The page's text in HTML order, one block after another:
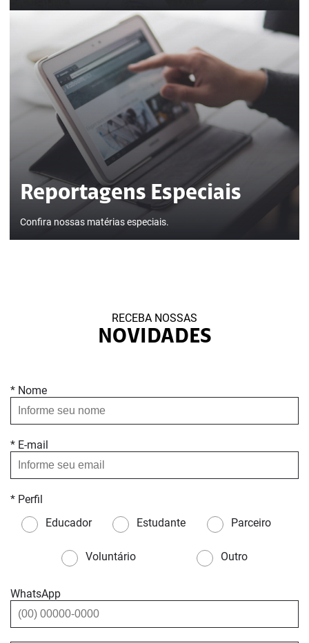
Reportagens Especiais
Confira nossas matérias especiais.
RECEBA NOSSAS
NOVIDADES
* Nome
* E-mail
* Perfil
Educador
Estudante Parceiro
Voluntário Outro
WhatsApp